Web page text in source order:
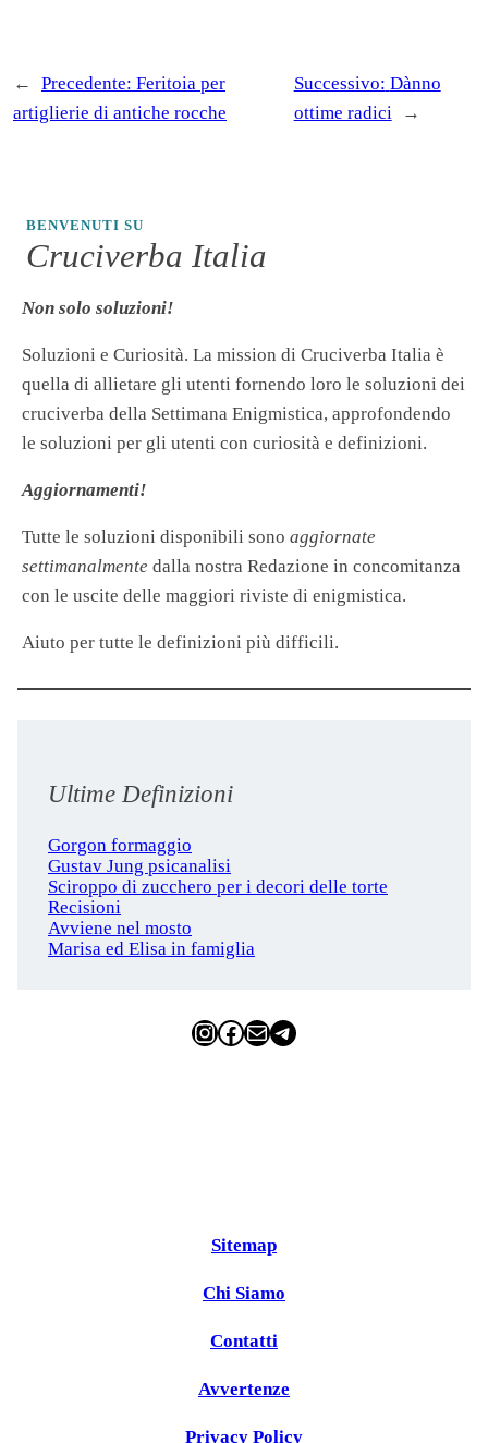
← Precedente: Feritoia per
artiglierie di antiche rocche
Successivo: Dànno
ottime radici
→
BENVENUTI SU
Cruciverba Italia
Non solo soluzioni!
Soluzioni e Curiosità. La mission di Cruciverba Italia è
quella di allietare gli utenti fornendo loro le soluzioni dei
cruciverba della Settimana Enigmistica, approfondendo
le soluzioni per gli utenti con curiosità e definizioni.
Aggiornamenti!
Tutte le soluzioni disponibili sono aggiornate
settimanalmente dalla nostra Redazione in concomitanza
con le uscite delle maggiori riviste di enigmistica.
Aiuto per tutte le definizioni più difficili.
Ultime Definizioni
Gorgon formaggio
Gustav Jung psicanalisi
Sciroppo di zucchero per i decori delle torte
Recisioni
Avviene nel mosto
Marisa ed Elisa in famiglia
InstagramFacebook Email Telegram
Sitemap
Chi Siamo
Contatti
Avvertenze
Privacy Policy